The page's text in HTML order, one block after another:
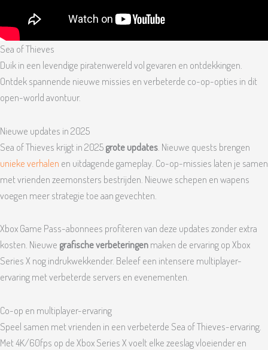
Sea of Thieves
Duik in een levendige piratenwereld vol gevaren en ontdekkingen.
Ontdek spannende nieuwe missies en verbeterde co-op-opties in dit
open-world avontuur.
Nieuwe updates in 2025
Sea of Thieves krijgt in 2025grote updates . Nieuwe quests brengen
unieke verhalen en uitdagende gameplay. Co-op-missies laten je samen
met vrienden zeemonsters bestrijden. Nieuwe schepen en wapens
voegen meer strategie toe aan gevechten.
Xbox Game Pass-abonnees profiteren van deze updates zonder extra
kosten. Nieuwe grafische verbeteringenmaken de ervaring op Xbox
Series X nog indrukwekkender. Beleef een intensere multiplayer-
ervaring met verbeterde servers en evenementen.
Co-op en multiplayer-ervaring
Speel samen met vrienden in een verbeterde Sea of Thieves-ervaring.
Met 4K/60fps op de Xbox Series X voelt elke zeeslag vloeiender en